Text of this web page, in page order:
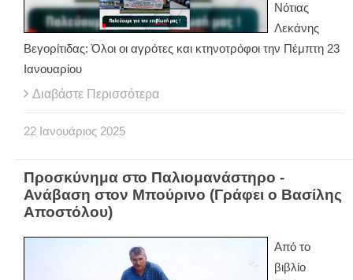
Νότιας
Λεκάνης
Βεγορίτιδας: Όλοι οι αγρότες και κτηνοτρόφοι την Πέμπτη 23
Ιανουαρίου
Διαβάστε Περισσότερα
22 Ιανουάριος 2025
Προσκύνημα στο Παλιομανάστηρο -
Ανάβαση στον Μπούρινο (Γράφει ο Βασίλης
Αποστόλου)
Από το
βιβλίο